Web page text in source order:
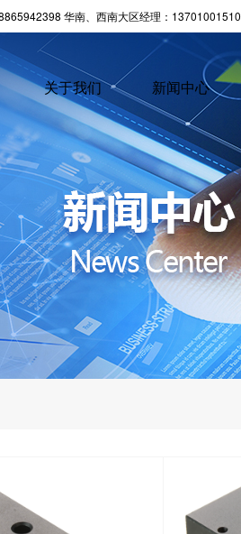
华南、西南大区经理：13701001510
关于我们 新闻中心